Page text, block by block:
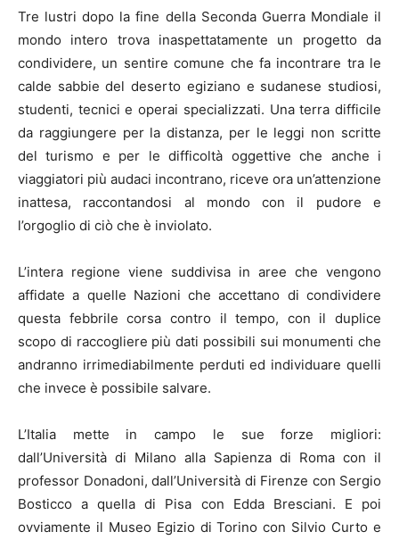
Tre lustri dopo la fine della Seconda Guerra Mondiale il
mondo intero trova inaspettatamente un progetto da
condividere, un sentire comune che fa incontrare tra le
calde sabbie del deserto egiziano e sudanese studiosi,
studenti, tecnici e operai specializzati. Una terra difficile
da raggiungere per la distanza, per le leggi non scritte
del turismo e per le difficoltà oggettive che anche i
viaggiatori più audaci incontrano, riceve ora un’attenzione
inattesa, raccontandosi al mondo con il pudore e
l’orgoglio di ciò che è inviolato.
L’intera regione viene suddivisa in aree che vengono
affidate a quelle Nazioni che accettano di condividere
questa febbrile corsa contro il tempo, con il duplice
scopo di raccogliere più dati possibili sui monumenti che
andranno irrimediabilmente perduti ed individuare quelli
che invece è possibile salvare.
L’Italia mette in campo le sue forze migliori:
dall’Università di Milano alla Sapienza di Roma con il
professor Donadoni, dall’Università di Firenze con Sergio
Bosticco a quella di Pisa con Edda Bresciani. E poi
ovviamente il Museo Egizio di Torino con Silvio Curto e